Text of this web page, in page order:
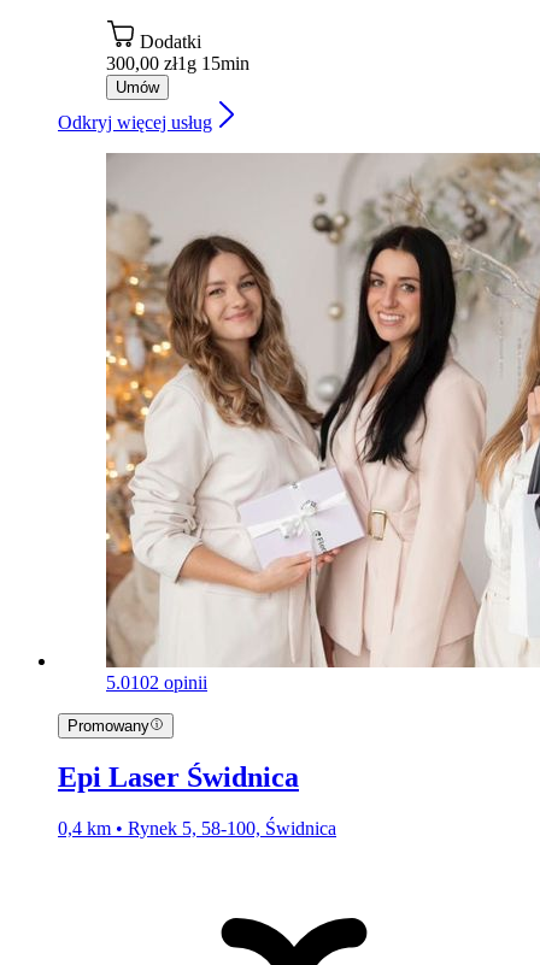
Dodatki
300,00 zł1g 15min
Umów
Odkryj więcej usług
5.0102 opinii
Promowany
Epi Laser Świdnica
0,4 km • Rynek 5, 58-100, Świdnica